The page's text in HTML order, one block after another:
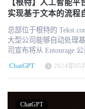
Labs AI Labor Market
是一个正在分化的劳动力市场。 AI暴露程度较高的
降，尤其影响初级岗位
更强的扩张能力，并增
全面变化，但岗位内部
业与人才之间的匹配效率却可能继续
一次统一的冲击出现，
系。 关于Revelio Labs Revelio Labs是一家劳动力智能与研究公司，
位描述和面试问题，这
还可用于跟踪和分析转
策略，只关注那些能够实现目标的策
行为，为人力资源团队
势。通过分析存储在系
Slack 聊天记录）和工
尽早发现这些问题并在
过。人工智能辅助系统
场。 体验式招聘利用虚拟模拟工作场所的挑战，将招聘者的关注点
从传统的技能描述转移
提供有价值的见解，从
人力资源成本。这种方
评估，而不仅仅是在线职
Ventures合伙人Lyndsey
能的招聘转型。 此次融资标志着Skillfully进入了转型发展阶段。我
们迫切希望将我们的招
【根特】人工智能平
实现基于文本的流程
总部位于根特的
大型公司能够自动处理
司宣布将从 Entourage
数据是人类必须手动完
息，将其输入客户关系
（ERP）软件包。 人工智能的前景很好，但像 ChatGPT 这样的通用
LLM（大型语言模型）
ChatGPT 2024年05
ChatGPT